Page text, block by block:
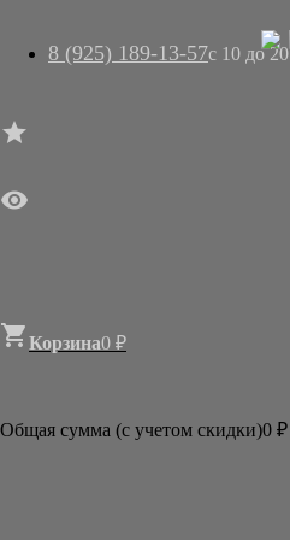

КАРТИНЫ
8 (925) 189-13-57с 10 до 20


Корзина0 ₽
Общая сумма (с учетом скидки)0 ₽